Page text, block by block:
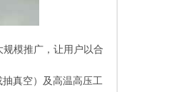
模推广，让用户以合
真空）及高温高压工